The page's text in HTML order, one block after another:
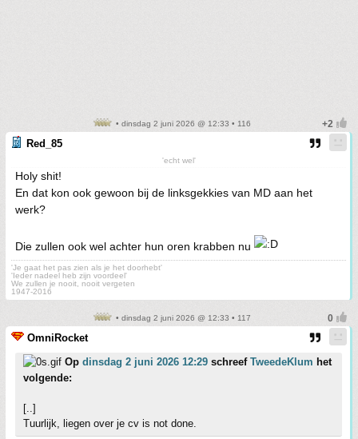
• dinsdag 2 juni 2026 @ 12:33 • 116
Red_85
'echt wel'
Holy shit!
En dat kon ook gewoon bij de linksgekkies van MD aan het
werk?
Die zullen ook wel achter hun oren krabben nu
'Je gaat het pas zien als je het doorhebt'
'Ieder nadeel heb zijn voordeel'
We zullen je nooit, nooit vergeten
1947-2016
• dinsdag 2 juni 2026 @ 12:33 • 117
OmniRocket
Op dinsdag 2 juni 2026 12:29 schreef TweedeKlum het
volgende:
[..]
Tuurlijk, liegen over je cv is not done.